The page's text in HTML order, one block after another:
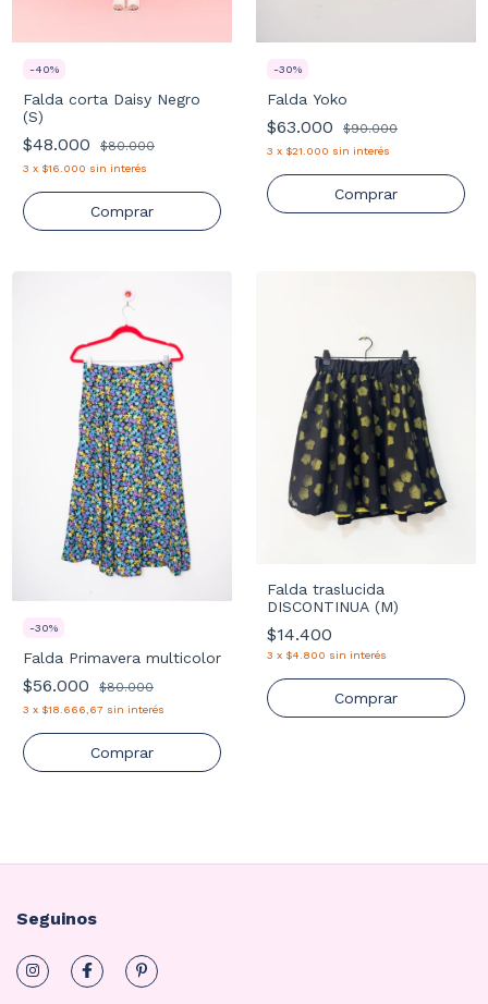
-40%
Falda corta Daisy Negro
(S)
$48.000 $80.000
3 x $16.000 sin interés
Comprar
-30%
Falda Yoko
$63.000 $90.000
3 x $21.000 sin interés
Comprar
-30%
Falda Primavera multicolor
$56.000 $80.000
3 x $18.666,67 sin interés
Comprar
Falda traslucida
DISCONTINUA (M)
$14.400
3 x $4.800 sin interés
Comprar
Seguinos